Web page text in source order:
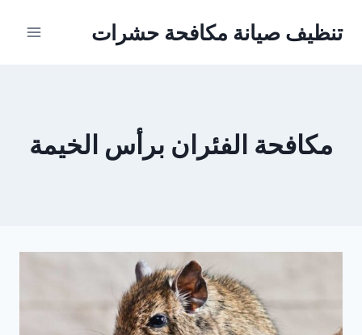
تنظيف صيانة مكافحة حشرات
مكافحة الفئران برأس الخيمة